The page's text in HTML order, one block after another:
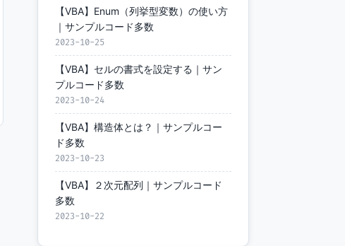
【VBA】Enum（列挙型変数）の使い方
｜サンプルコード多数
2023-10-25
【VBA】セルの書式を設定する｜サン
プルコード多数
2023-10-24
【VBA】構造体とは？｜サンプルコー
ド多数
2023-10-23
【VBA】２次元配列｜サンプルコード
多数
2023-10-22